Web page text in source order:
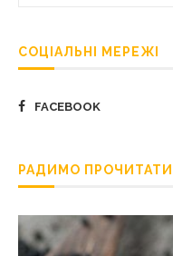
СОЦІАЛЬНІ МЕРЕЖІ
FACEBOOK
РАДИМО ПРОЧИТАТИ